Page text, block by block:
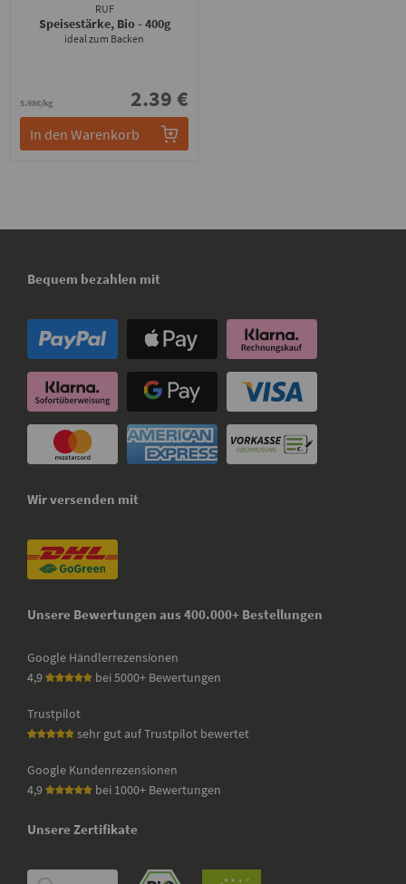
RUF
Speisestärke, Bio- 400g
ideal zum Backen
5.98€/kg 2.39 €
In den Warenkorb
Bequem bezahlen mit
Wir versenden mit
Unsere Bewertungen aus 400.000+ Bestellungen
Google Händlerrezensionen
4,9
bei 5000+ Bewertungen
Trustpilot
sehr gut auf Trustpilot bewertet
Google Kundenrezensionen
4,9
bei 1000+ Bewertungen
Unsere Zertifikate